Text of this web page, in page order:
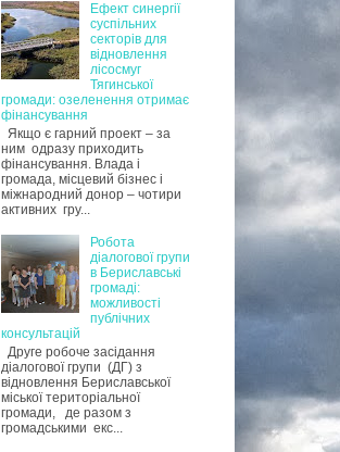
Ефект синергії
суспільних
секторів для
відновлення
лісосмуг
Тягинської
громади: озеленення отримає
фінансування
Якщо є гарний проект – за
ним одразу приходить
фінансування. Влада і
громада, місцевий бізнес і
міжнародний донор – чотири
активних гру...
Робота
діалогової групи
в Бериславські
громаді:
можливості
публічних
консультацій
Друге робоче засідання
діалогової групи (ДГ) з
відновлення Бериславської
міської територіальної
громади, де разом з
громадськими екс...